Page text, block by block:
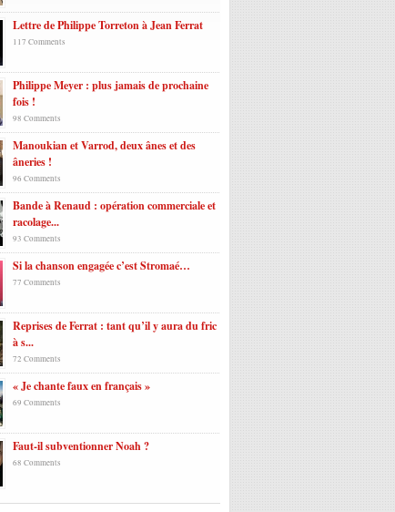
Lettre de Philippe Torreton à Jean Ferrat
117 Comments
Philippe Meyer : plus jamais de prochaine
fois !
98 Comments
Manoukian et Varrod, deux ânes et des
âneries !
96 Comments
Bande à Renaud : opération commerciale et
racolage...
93 Comments
Si la chanson engagée c’est Stromaé…
77 Comments
Reprises de Ferrat : tant qu’il y aura du fric
à s...
72 Comments
« Je chante faux en français »
69 Comments
Faut-il subventionner Noah ?
68 Comments